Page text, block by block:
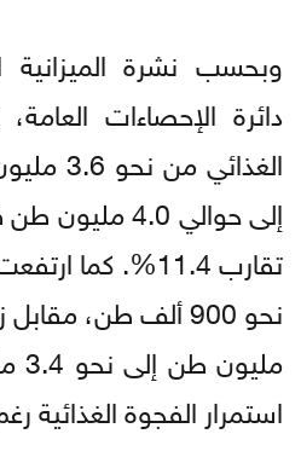
وبحسب نشرة الميزانية
دائرة الإحصاءات العامة،
تقارب 11.4%.
استمرار الفجوة الغذائية